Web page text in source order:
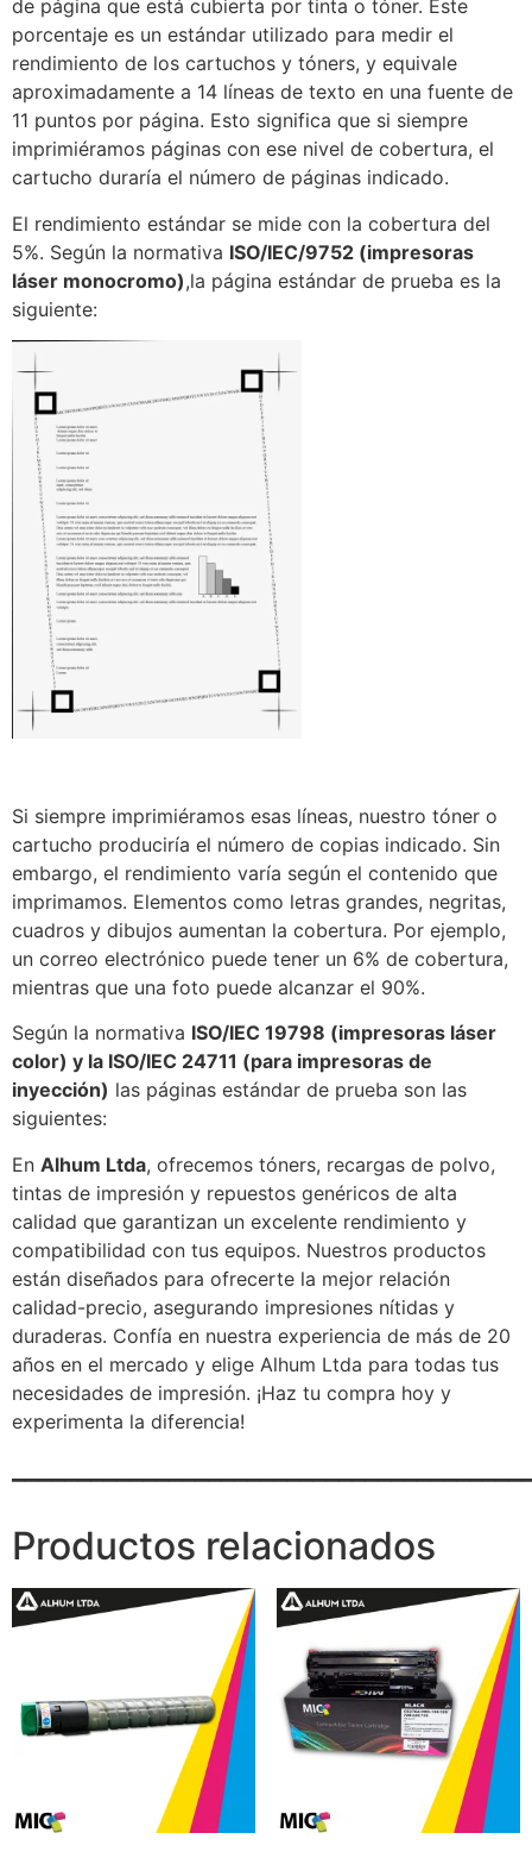
de página que está cubierta por tinta o tóner. Este
porcentaje es un estándar utilizado para medir el
rendimiento de los cartuchos y tóners, y equivale
aproximadamente a 14 líneas de texto en una fuente de
11 puntos por página. Esto significa que si siempre
imprimiéramos páginas con ese nivel de cobertura, el
cartucho duraría el número de páginas indicado.
El rendimiento estándar se mide con la cobertura del
5%. Según la normativa ISO/IEC/9752 (impresoras
láser monocromo),la página estándar de prueba es la
siguiente:
Si siempre imprimiéramos esas líneas, nuestro tóner o
cartucho produciría el número de copias indicado. Sin
embargo, el rendimiento varía según el contenido que
imprimamos. Elementos como letras grandes, negritas,
cuadros y dibujos aumentan la cobertura. Por ejemplo,
un correo electrónico puede tener un 6% de cobertura,
mientras que una foto puede alcanzar el 90%.
Según la normativa ISO/IEC 19798 (impresoras láser
color) y la ISO/IEC 24711 (para impresoras de
inyección) las páginas estándar de prueba son las
siguientes:
En Alhum Ltda, ofrecemos tóners, recargas de polvo,
tintas de impresión y repuestos genéricos de alta
calidad que garantizan un excelente rendimiento y
compatibilidad con tus equipos. Nuestros productos
están diseñados para ofrecerte la mejor relación
calidad-precio, asegurando impresiones nítidas y
duraderas. Confía en nuestra experiencia de más de 20
años en el mercado y elige Alhum Ltda para todas tus
necesidades de impresión. ¡Haz tu compra hoy y
experimenta la diferencia!
Productos relacionados